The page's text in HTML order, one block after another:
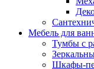
Мебель для
Тумбы с
Шкафы-